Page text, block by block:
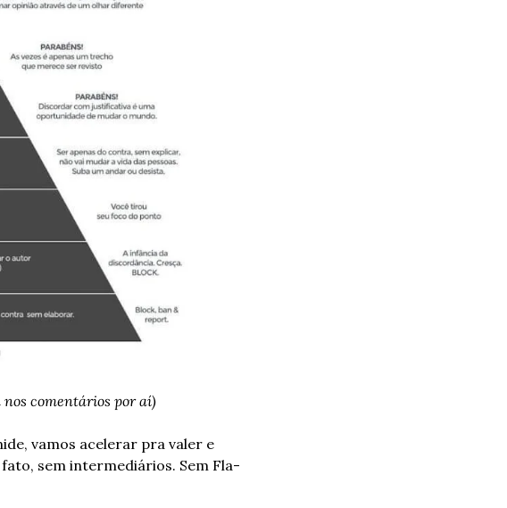
nos comentários por aí)
vamos acelerar pra valer e
sem intermediários. Sem Fla-